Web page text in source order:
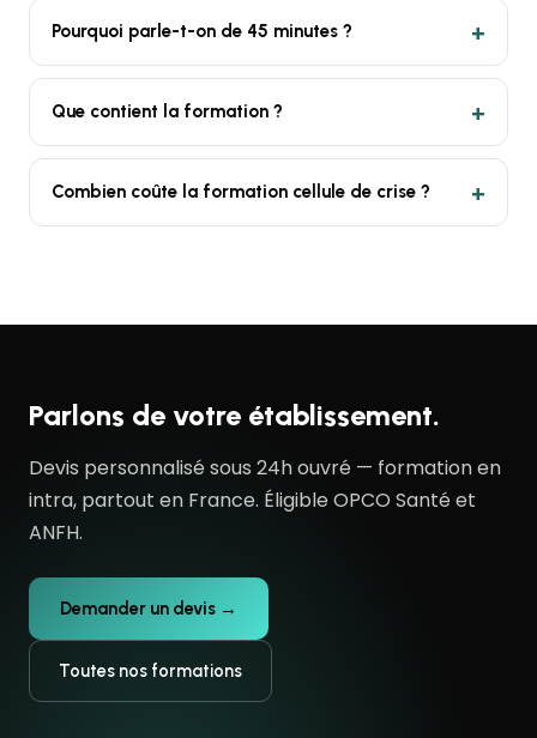
Pourquoi parle-t-on de 45 minutes ?
Que contient la formation ?
Combien coûte la formation cellule de crise ?
Parlons de votre établissement.
Devis personnalisé sous 24h ouvré — formation en
intra, partout en France. Éligible OPCO Santé et
ANFH.
Demander un devis →
Toutes nos formations